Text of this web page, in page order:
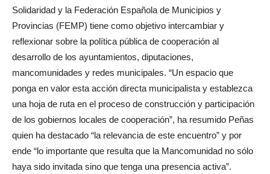
Solidaridad y la Federación Española de Municipios y
Provincias (FEMP) tiene como objetivo intercambiar y
reflexionar sobre la política pública de cooperación al
desarrollo de los ayuntamientos, diputaciones,
mancomunidades y redes municipales. “Un espacio que
ponga en valor esta acción directa municipalista y establezca
una hoja de ruta en el proceso de construcción y participación
de los gobiernos locales de cooperación”, ha resumido Peñas
quien ha destacado “la relevancia de este encuentro” y por
ende “lo importante que resulta que la Mancomunidad no sólo
haya sido invitada sino que tenga una presencia activa”.